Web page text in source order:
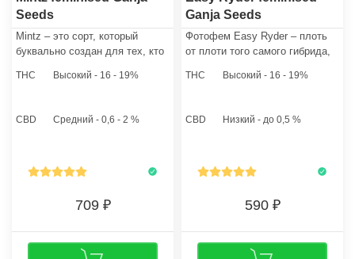
Seeds
Mintz – это сорт, который
буквально создан для тех, кто
Независимо от вашего опыта в
мягкого эффекта.
THC Высокий - 16 - 19%
CBD Средний - 0,6 - 2 %
709
Ganja Seeds
Фотофем Easy Ryder – плоть
от плоти того самого гибрида,
революцию в отрасли
THC Высокий - 16 - 19%
CBD Низкий - до 0,5 %
590